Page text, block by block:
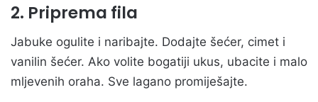
2. Priprema fila
Jabuke ogulite i naribajte. Dodajte šećer, cimet i
vanilin šećer. Ako volite bogatiji ukus, ubacite i malo
mljevenih oraha. Sve lagano promiješajte.